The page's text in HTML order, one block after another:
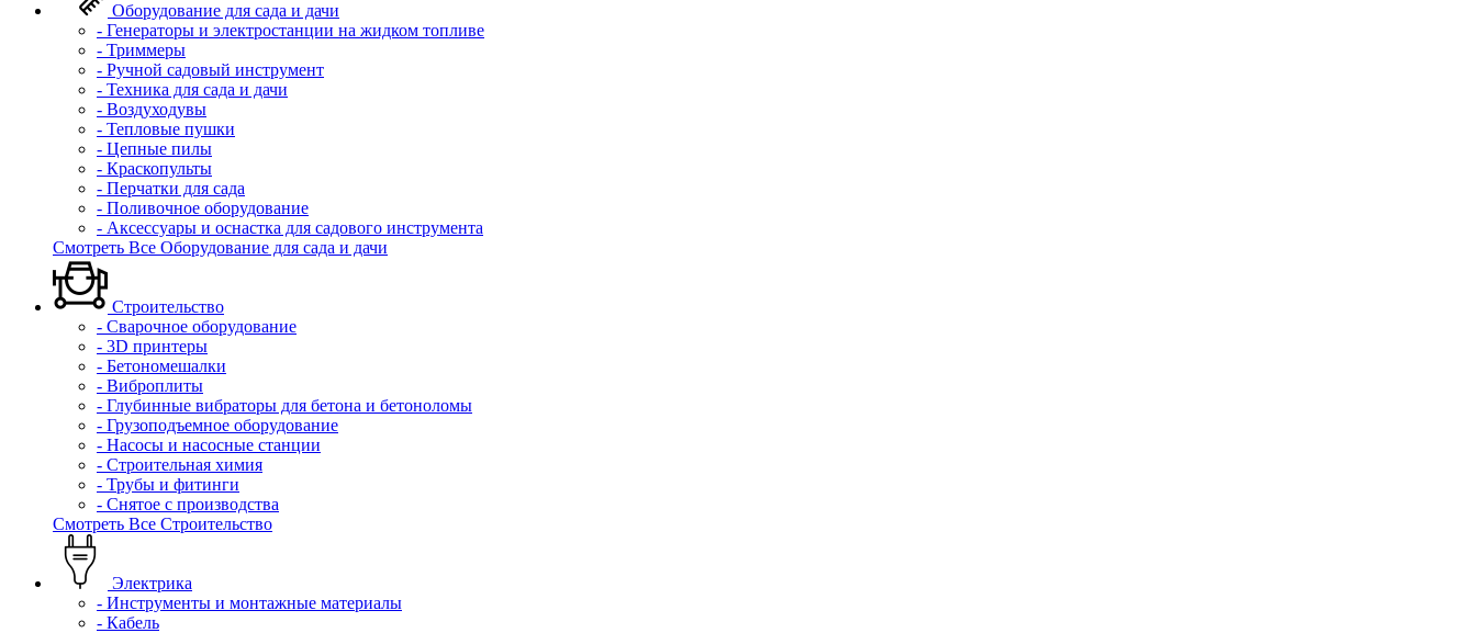
Оборудование для сада и дачи
- Генераторы и электростанции на жидком топливе
- Триммеры
- Ручной садовый инструмент
- Техника для сада и дачи
- Воздуходувы
- Тепловые пушки
- Цепные пилы
- Краскопульты
- Перчатки для сада
- Поливочное оборудование
- Аксессуары и оснастка для садового инструмента
Смотреть Все Оборудование для сада и дачи
Строительство
- Сварочное оборудование
- 3D принтеры
- Бетономешалки
- Виброплиты
- Глубинные вибраторы для бетона и бетоноломы
- Грузоподъемное оборудование
- Насосы и насосные станции
- Строительная химия
- Трубы и фитинги
- Снятое с производства
Смотреть Все Строительство
Электрика
- Инструменты и монтажные материалы
- Кабель